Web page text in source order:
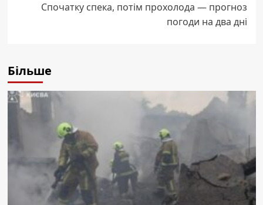
Спочатку спека, потім прохолода — прогноз
погоди на два дні
Більше